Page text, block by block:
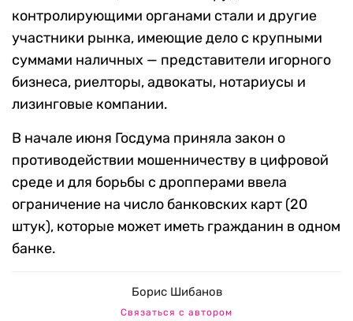
контролирующими органами стали и другие
участники рынка, имеющие дело с крупными
суммами наличных — представители игорного
бизнеса, риелторы, адвокаты, нотариусы и
лизинговые компании.
В начале июня Госдума приняла закон о
противодействии мошенничеству в цифровой
среде и для борьбы с дропперами ввела
ограничение на число банковских карт (20
штук), которые может иметь гражданин в одном
банке.
Борис Шибанов
Связаться с автором